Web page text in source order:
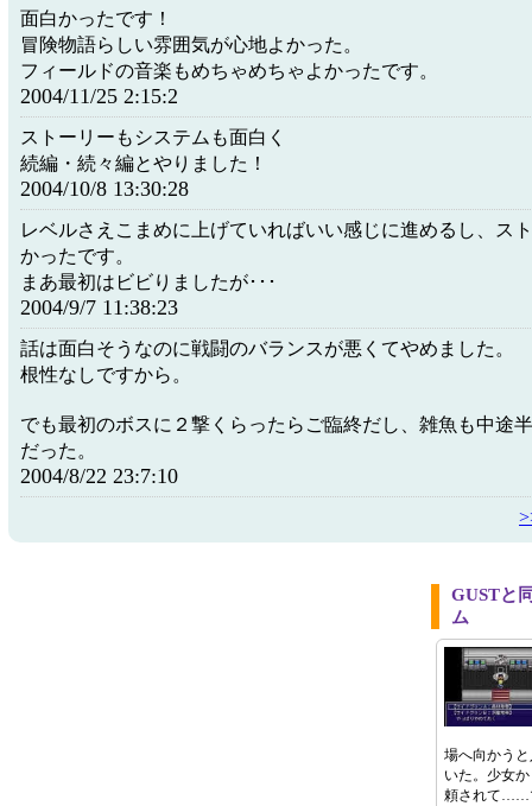
面白かったです！
冒険物語らしい雰囲気が心地よかった。
フィールドの音楽もめちゃめちゃよかったです。
2004/11/25 2:15:2
ストーリーもシステムも面白く
続編・続々編とやりました！
2004/10/8 13:30:28
レベルさえこまめに上げていればいい感じに進めるし、ス
かったです。
まあ最初はビビりましたが･･･
2004/9/7 11:38:23
話は面白そうなのに戦闘のバランスが悪くてやめました。
根性なしですから。
でも最初のボスに２撃くらったらご臨終だし、雑魚も中途
だった。
2004/8/22 23:7:10
GUSTと
ム
場へ向かう
いた。少女
頼されて……